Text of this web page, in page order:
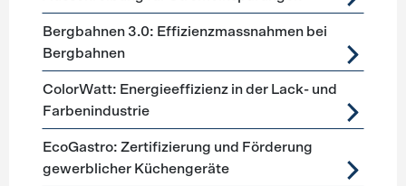
Bergbahnen 3.0: Effizienzmassnahmen bei
Bergbahnen
ColorWatt: Energieeffizienz in der Lack- und
Farbenindustrie
EcoGastro: Zertifizierung und Förderung
gewerblicher Küchengeräte